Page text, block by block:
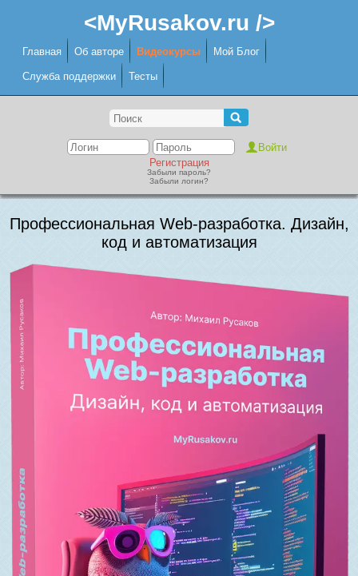
<MyRusakov.ru />
Главная Об авторе Видеокурсы Мой Блог
Служба поддержки Тесты
Регистрация
Забыли пароль?
Забыли логин?
Профессиональная Web-разработка. Дизайн,
код и автоматизация